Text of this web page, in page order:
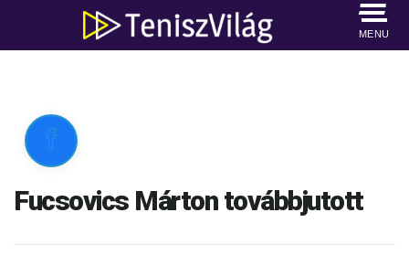
MENU

Fucsovics Márton továbbjutott